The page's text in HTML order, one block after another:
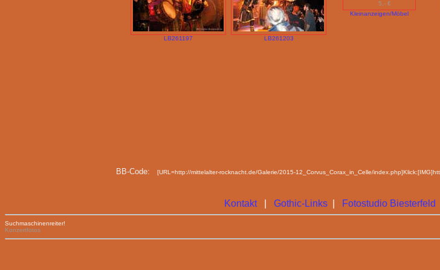
LB261197 LB261203
5,- €
Kleinanzeigen/Möbel
BB-Code: [URL=http://mittelalter-rocknacht.de/Galerie/2015-12_Corvus_Corax_in_Celle/
Kontakt| Gothic-Links| Fotostudio Biesterfeld
Suchmaschinenreiter!
Konzertfotos